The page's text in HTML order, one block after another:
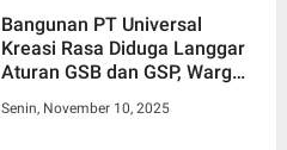
Bangunan PT Universal
Kreasi Rasa Diduga Langgar
Aturan GSB dan GSP, Warga
Ketidaktertiban Izin
Senin, November 10, 2025